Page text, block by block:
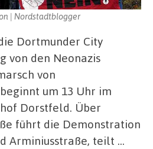
| Nordstadtblogger
Dortmunder City
von den Neonazis
von
um 13 Uhr im
Dorstfeld. Über
führt die Demonstration
Arminiusstraße, teilt …